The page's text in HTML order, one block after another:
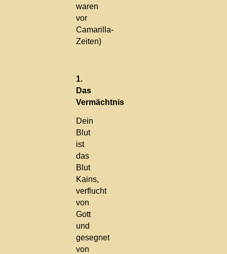
waren
vor
Camarilla-
Zeiten)
1.
Das
Vermächtnis
Dein
Blut
ist
das
Blut
Kains,
verflucht
von
Gott
und
gesegnet
von